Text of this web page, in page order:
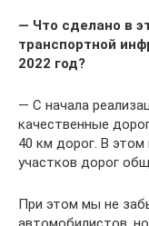
— Что сделано в
транспортной
2022 год?
— С начала
качественные
40 км дорог. В
участков дорог
При этом мы не